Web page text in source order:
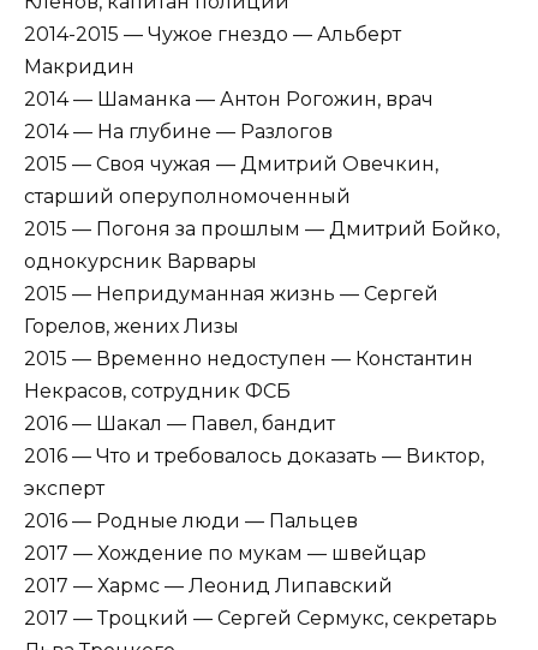
2014-2015 — Чужое гнездо — Альберт
Макридин
2014 — Шаманка — Антон Рогожин, врач
2014 — На глубине — Разлогов
2015 — Своя чужая — Дмитрий Овечкин,
старший оперуполномоченный
2015 — Погоня за прошлым — Дмитрий Бойко,
однокурсник Варвары
2015 — Непридуманная жизнь — Сергей
Горелов, жених Лизы
2015 — Временно недоступен — Константин
Некрасов, сотрудник ФСБ
2016 — Шакал — Павел, бандит
2016 — Что и требовалось доказать — Виктор,
эксперт
2016 — Родные люди — Пальцев
2017 — Хождение по мукам — швейцар
2017 — Хармс — Леонид Липавский
2017 — Троцкий — Сергей Сермукс, секретарь